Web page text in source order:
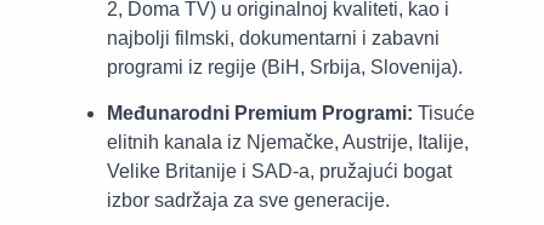
2, Doma TV) u originalnoj kvaliteti, kao i
najbolji filmski, dokumentarni i zabavni
programi iz regije (BiH, Srbija, Slovenija).
Međunarodni Premium Programi: Tisuće
elitnih kanala iz Njemačke, Austrije, Italije,
Velike Britanije i SAD-a, pružajući bogat
izbor sadržaja za sve generacije.